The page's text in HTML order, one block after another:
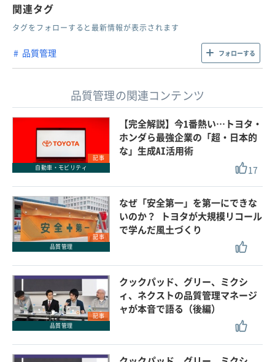
関連タグ
タグをフォローすると最新情報が表示されます
品質管理 フォローする
品質管理の関連コンテンツ
記事
自動車・モビリティ
【完全解説】今1番熱い…トヨタ・
ホンダら最強企業の「超・日本的
な」生成AI活用術
17
記事
品質管理
なぜ「安全第一」を第一にできな
いのか？ トヨタが大規模リコール
で学んだ風土づくり
記事
品質管理
クックパッド、グリー、ミクシ
ィ、ネクストの品質管理マネージ
ャが本音で語る（後編）